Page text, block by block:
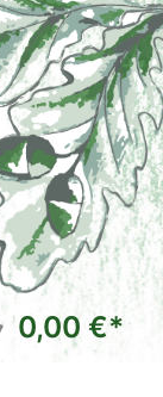
0,00 €*